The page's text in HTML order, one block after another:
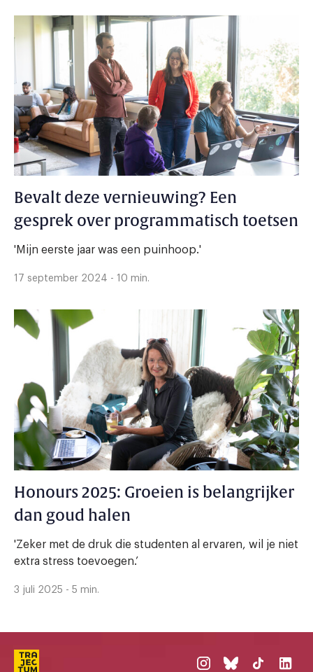
Bevalt deze vernieuwing? Een
gesprek over programmatisch toetsen
'Mijn eerste jaar was een puinhoop.'
17 september 2024 - 10 min.
Honours 2025: Groeien is belangrijker
dan goud halen
'Zeker met de druk die studenten al ervaren, wil je niet
extra stress toevoegen.’
3 juli 2025 - 5 min.